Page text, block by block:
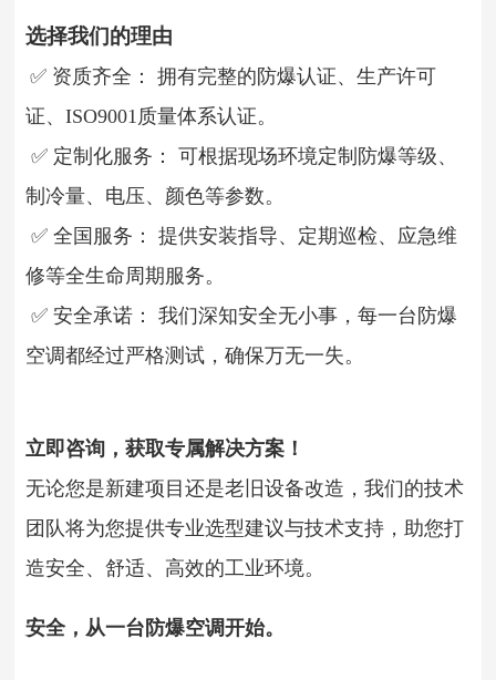
选择我们的理由
✅ 资质齐全： 拥有完整的防爆认证、生产许可
证、ISO9001质量体系认证。
✅ 定制化服务： 可根据现场环境定制防爆等级、
制冷量、电压、颜色等参数。
✅ 全国服务： 提供安装指导、定期巡检、应急维
修等全生命周期服务。
✅ 安全承诺： 我们深知安全无小事，每一台防爆
空调都经过严格测试，确保万无一失。
立即咨询，获取专属解决方案！
无论您是新建项目还是老旧设备改造，我们的技术
团队将为您提供专业选型建议与技术支持，助您打
造安全、舒适、高效的工业环境。
安全，从一台防爆空调开始。